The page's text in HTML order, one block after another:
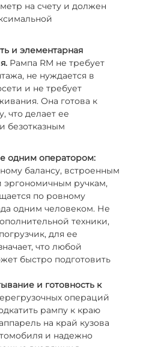
на счету и должен
и элементарная
Рампа RM не требует
не нуждается в
и не требует
Она готова к
что делает ее
безотказным
одним оператором:
балансу, встроенным
ручкам,
по ровному
одним человеком. Не
техники,
для ее
что любой
быстро подготовить
и готовность к
операций
рампу к краю
на край кузова
и надежно